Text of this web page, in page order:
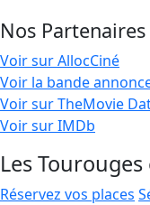
Nos Partenaires
Voir sur AllocCiné
Voir la bande
Voir sur TheMovie
Voir sur IMDb
Les
Réservez vos places